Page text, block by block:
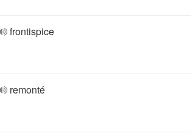
frontispice
remonté